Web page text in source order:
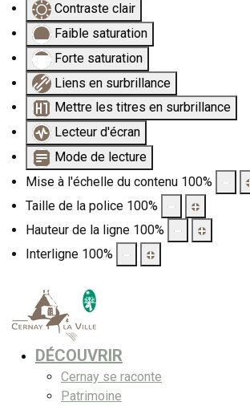
Contraste clair
Faible saturation
Forte saturation
Liens en surbrillance
Mettre les titres en surbrillance
Lecteur d'écran
Mode de lecture
Mise à l'échelle du contenu 100%
Taille de la police 100%
Hauteur de la ligne 100%
Interligne 100%
DÉCOUVRIR
Cernay se raconte
Patrimoine